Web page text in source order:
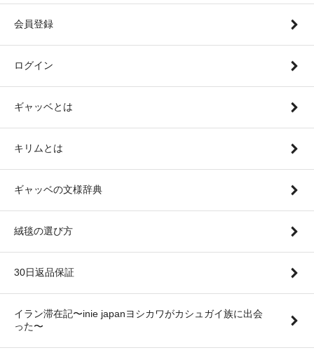
会員登録
ログイン
ギャッベとは
キリムとは
ギャッベの文様辞典
絨毯の選び方
30日返品保証
イラン滞在記〜inie japanヨシカワがカシュガイ族に出会
った〜